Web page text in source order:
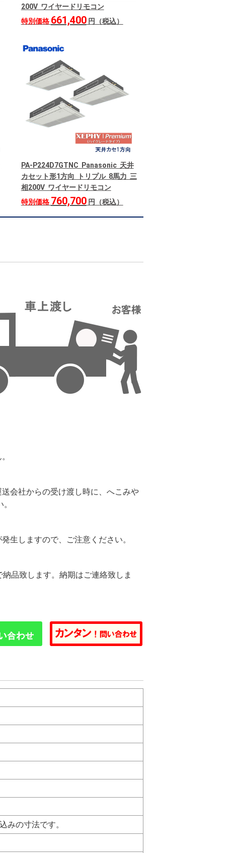
200V ワイヤードリモコン
特別価格 661,400円（税込）
PA-P224D7GTNC Panasonic 天井
カセット形1方向 トリプル 8馬力 三
相200V ワイヤードリモコン
特別価格 760,700円（税込）
会社からの受け渡し時に、へこみや
生しますので、ご注意ください。
品致します。納期はご連絡致しま
みの寸法です。